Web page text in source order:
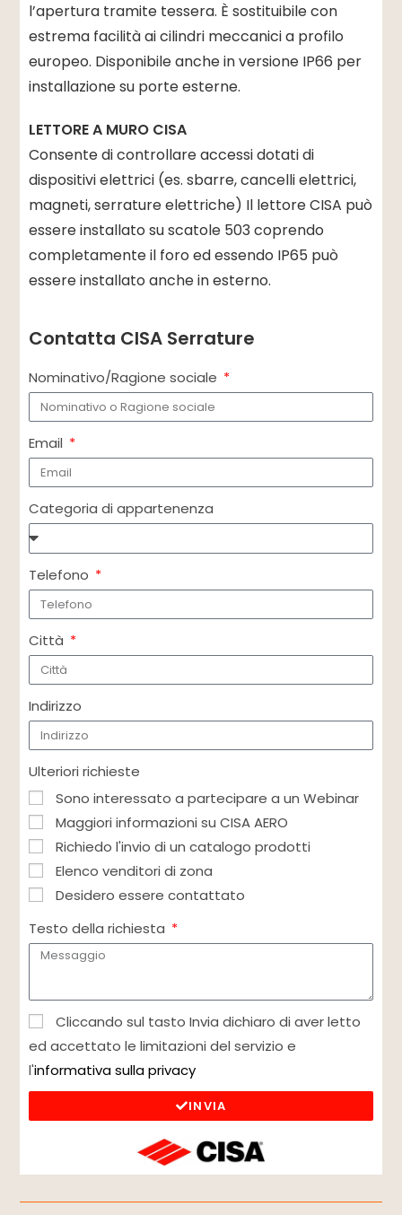
l’apertura tramite tessera. È sostituibile con
estrema facilità ai cilindri meccanici a profilo
europeo. Disponibile anche in versione IP66 per
installazione su porte esterne.
LETTORE A MURO CISA
Consente di controllare accessi dotati di
dispositivi elettrici (es. sbarre, cancelli elettrici,
magneti, serrature elettriche) Il lettore CISA può
essere installato su scatole 503 coprendo
completamente il foro ed essendo IP65 può
essere installato anche in esterno.
Contatta CISA Serrature
Nominativo/Ragione sociale
Email
Categoria di appartenenza
Telefono
Città
Indirizzo
Ulteriori richieste
Sono interessato a partecipare a un Webinar
Maggiori informazioni su CISA AERO
Richiedo l'invio di un catalogo prodotti
Elenco venditori di zona
Desidero essere contattato
Testo della richiesta
Cliccando sul tasto Invia dichiaro di aver letto
ed accettato le limitazioni del servizio e
l'informativa sulla privacy
INVIA